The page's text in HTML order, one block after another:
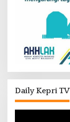
Daily Kepri TV